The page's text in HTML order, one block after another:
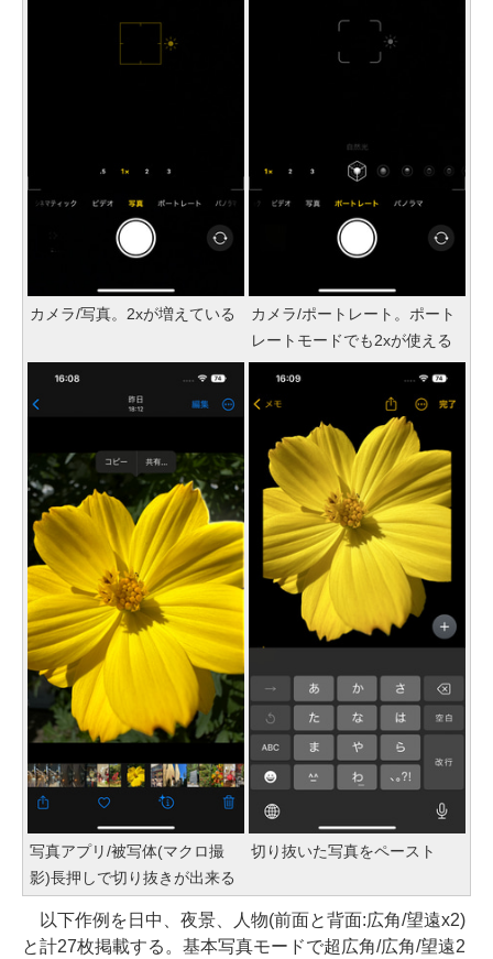
カメラ/写真。2xが増えている
カメラ/ポートレート。ポート
レートモードでも2xが使える
写真アプリ/被写体(マクロ撮
影)長押しで切り抜きが出来る
切り抜いた写真をペースト
以下作例を日中、夜景、人物(前面と背面:広角/望遠x2)
と計27枚掲載する。基本写真モードで超広角/広角/望遠2